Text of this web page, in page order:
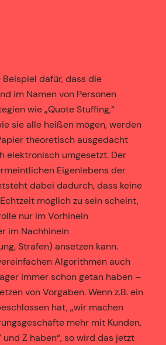
dafür, dass die
im Namen von Personen
wie „Quote Stuffing,“
sie alle heißen mögen, werden
theoretisch ausgedacht
elektronisch umgesetzt. Der
Eigenlebens der
dabei dadurch, dass keine
möglich zu sein scheint,
nur im Vorhinein
im Nachhinein
Strafen) ansetzen kann.
Algorithmen auch
immer schon getan haben –
von Vorgaben. Wenn z.B. ein
hat, „wir machen
mehr mit Kunden,
und Z haben“, so wird das jetzt